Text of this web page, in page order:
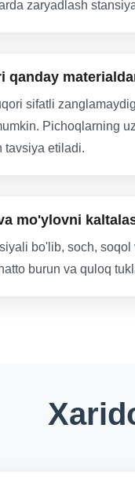
zaryadlash
qanday
sifatli
Pichoqlarning
tavsiya etiladi.
mo'ylovni
bo'lib, soch,
burun va quloq